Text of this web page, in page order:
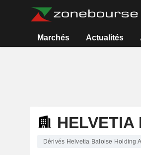
Marchés Actualités
HELVETIA
Dérivés Helvetia Baloise Holding